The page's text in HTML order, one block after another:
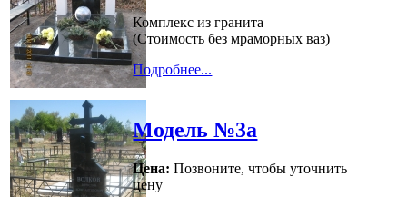
Комплекс из гранита
(Стоимость без мраморных ваз)
Подробнее...
Модель №3а
Цена: Позвоните, чтобы уточнить
цену